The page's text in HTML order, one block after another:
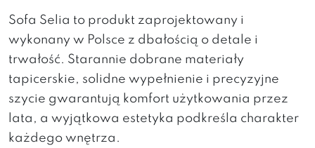
Sofa Selia to produkt zaprojektowany i
wykonany w Polsce z dbałością o detale i
trwałość. Starannie dobrane materiały
tapicerskie, solidne wypełnienie i precyzyjne
szycie gwarantują komfort użytkowania przez
lata, a wyjątkowa estetyka podkreśla charakter
każdego wnętrza.